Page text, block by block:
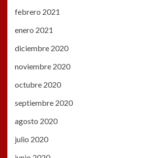
febrero 2021
enero 2021
diciembre 2020
noviembre 2020
octubre 2020
septiembre 2020
agosto 2020
julio 2020